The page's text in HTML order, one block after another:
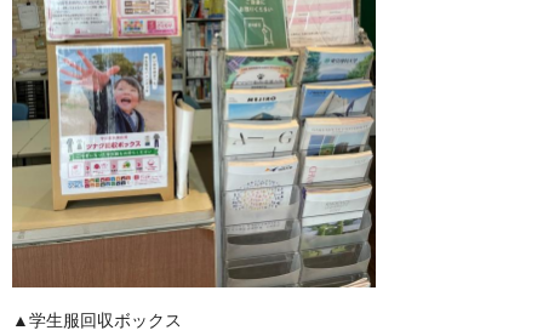
▲学生服回収ボックス